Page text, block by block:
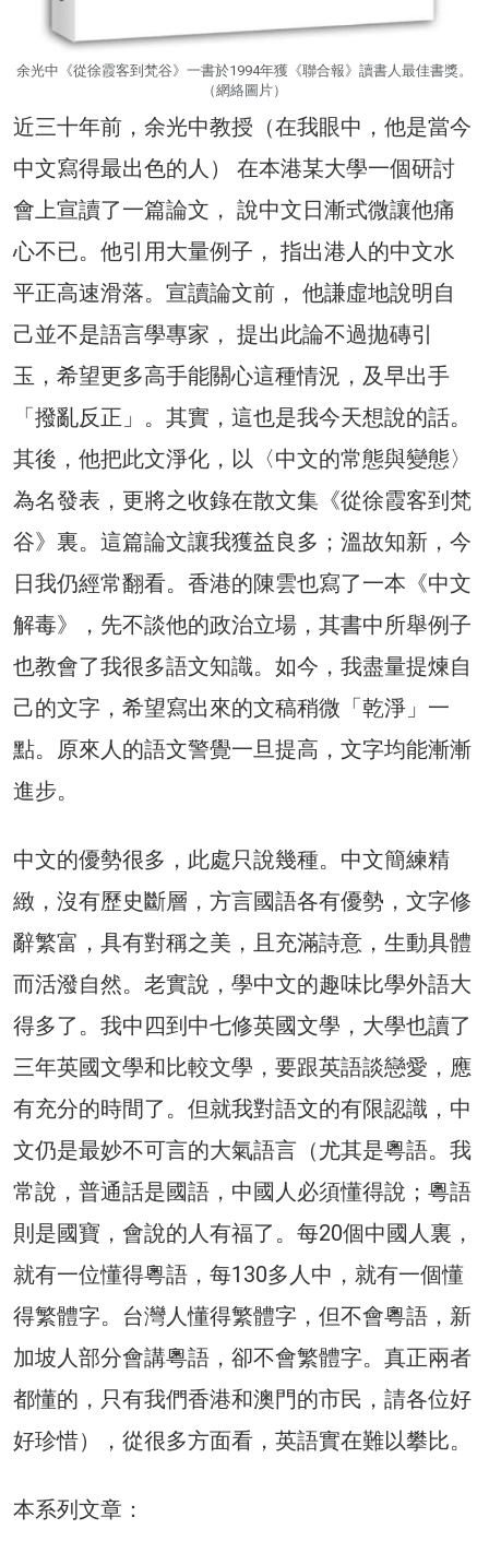
余光中《從徐霞客到梵谷》一書於1994年獲《聯合報》讀書人最佳書獎。
（網絡圖片）
近三十年前，余光中教授（在我眼中，他是當今
中文寫得最出色的人） 在本港某大學一個研討
會上宣讀了一篇論文， 說中文日漸式微讓他痛
心不已。他引用大量例子， 指出港人的中文水
平正高速滑落。宣讀論文前， 他謙虛地說明自
己並不是語言學專家， 提出此論不過拋磚引
玉，希望更多高手能關心這種情況，及早出手
「撥亂反正」。其實，這也是我今天想說的話。
其後，他把此文淨化，以〈中文的常態與變態〉
為名發表，更將之收錄在散文集《從徐霞客到梵
谷》裏。這篇論文讓我獲益良多；溫故知新，今
日我仍經常翻看。香港的陳雲也寫了一本《中文
解毒》，先不談他的政治立場，其書中所舉例子
也教會了我很多語文知識。如今，我盡量提煉自
己的文字，希望寫出來的文稿稍微「乾淨」一
點。原來人的語文警覺一旦提高，文字均能漸漸
進步。
中文的優勢很多，此處只說幾種。中文簡練精
緻，沒有歷史斷層，方言國語各有優勢，文字修
辭繁富，具有對稱之美，且充滿詩意，生動具體
而活潑自然。老實說，學中文的趣味比學外語大
得多了。我中四到中七修英國文學，大學也讀了
三年英國文學和比較文學，要跟英語談戀愛，應
有充分的時間了。但就我對語文的有限認識，中
文仍是最妙不可言的大氣語言（尤其是粵語。我
常說，普通話是國語，中國人必須懂得說；粵語
則是國寶，會說的人有福了。每20個中國人裏，
就有一位懂得粵語，每130多人中，就有一個懂
得繁體字。台灣人懂得繁體字，但不會粵語，新
加坡人部分會講粵語，卻不會繁體字。真正兩者
都懂的，只有我們香港和澳門的市民，請各位好
好珍惜），從很多方面看，英語實在難以攀比。
本系列文章：